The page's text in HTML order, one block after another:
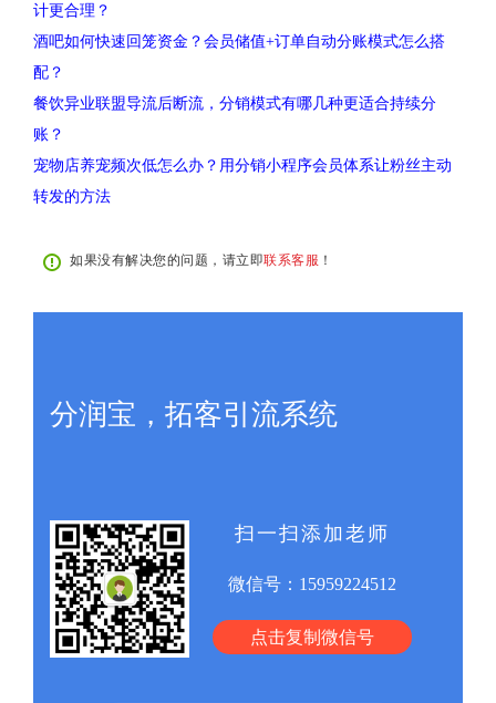
计更合理？
酒吧如何快速回笼资金？会员储值+订单自动分账模式怎么搭
配？
餐饮异业联盟导流后断流，分销模式有哪几种更适合持续分
账？
宠物店养宠频次低怎么办？用分销小程序会员体系让粉丝主动
转发的方法
如果没有解决您的问题，请立即联系客服 ！
分润宝，拓客引流系统
扫一扫添加老师
微信号： 15959224512
点击复制微信号